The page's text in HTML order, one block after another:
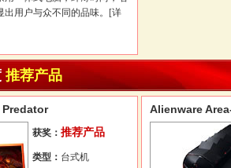
用户与众不同的品味。 [详
推荐产品
Predator
获奖： 推荐产品
类型： 台式机
Alienware